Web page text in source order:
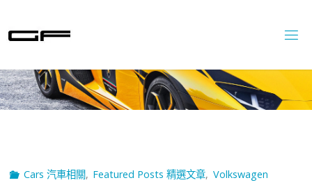
content
Cars 汽車相關, Featured Posts 精選文章, Volkswagen